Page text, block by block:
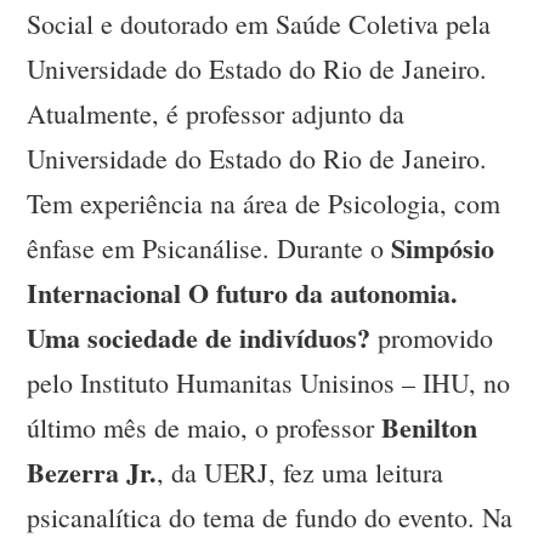
Social e doutorado em Saúde Coletiva pela
Universidade do Estado do Rio de Janeiro.
Atualmente, é professor adjunto da
Universidade do Estado do Rio de Janeiro.
Tem experiência na área de Psicologia, com
ênfase em Psicanálise. Durante oSimpósio
Internacional O futuro da autonomia.
Uma sociedade de indivíduos? promovido
pelo Instituto Humanitas Unisinos – IHU, no
último mês de maio, o professorBenilton
Bezerra Jr., da UERJ, fez uma leitura
psicanalítica do tema de fundo do evento. Na